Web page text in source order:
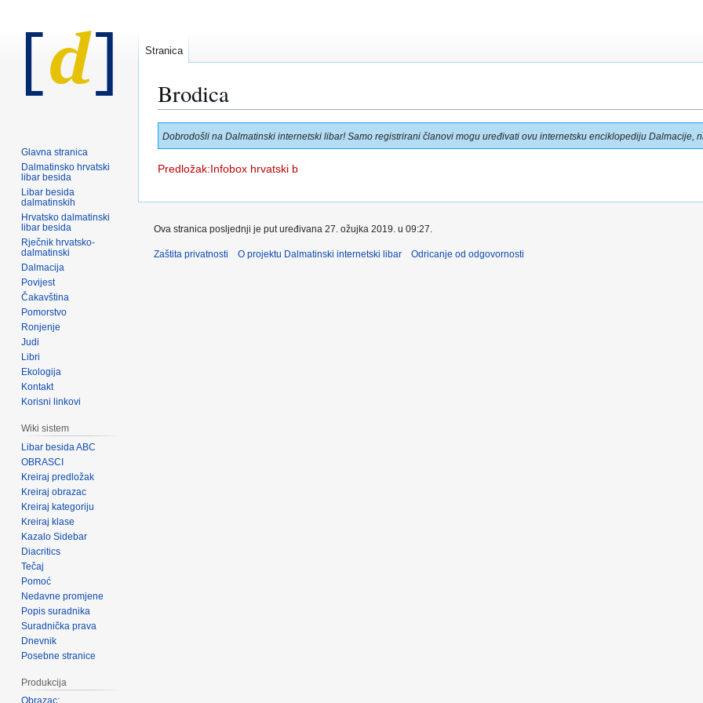
Brodica
Prijeđi
na
navigaciju
Prijeđi
na
pretraživanje
Dobrodošli na Dalmatinski internetski libar! Samo registrirani članovi mogu uređivati ovu internetsku enciklopediju Dalmacije,
Predložak:Infobox hrvatski b
Stranica
Glavna stranica
Dalmatinsko hrvatski
libar besida
Libar besida
dalmatinskih
Hrvatsko dalmatinski
libar besida
Rječnik hrvatsko-
dalmatinski
Dalmacija
Povijest
Čakavština
Pomorstvo
Ronjenje
Judi
Libri
Ekologija
Kontakt
Korisni linkovi
Wiki sistem
Libar besida ABC
OBRASCI
Kreiraj predložak
Kreiraj obrazac
Kreiraj kategoriju
Kreiraj klase
Kazalo Sidebar
Diacritics
Tečaj
Pomoć
Nedavne promjene
Popis suradnika
Suradnička prava
Dnevnik
Posebne stranice
Produkcija
Ova stranica posljednji je put uređivana 27. ožujka 2019. u 09:27.
Zaštita privatnosti O projektu Dalmatinski internetski libar Odricanje od odgovornosti